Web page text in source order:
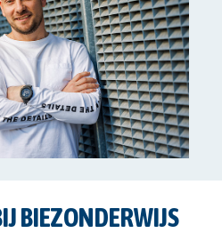
BIEZONDERWIJS